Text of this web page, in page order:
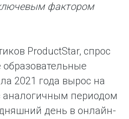
фактором
ProductStar, спрос
2021 года вырос на
аналогичным периодом
день в онлайн-